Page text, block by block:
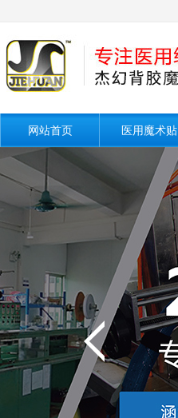
网站首页 医用魔术贴